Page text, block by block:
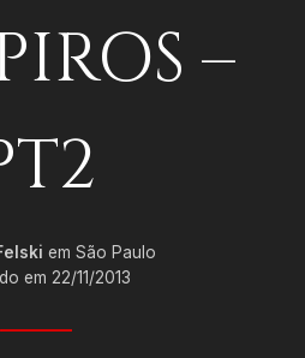
–
em São Paulo
em 22/11/2013